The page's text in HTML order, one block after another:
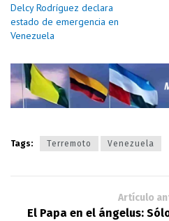
Delcy Rodríguez declara
estado de emergencia en
Venezuela
Tags: Terremoto Venezuela
Artículo
El Papa en el ángelus: